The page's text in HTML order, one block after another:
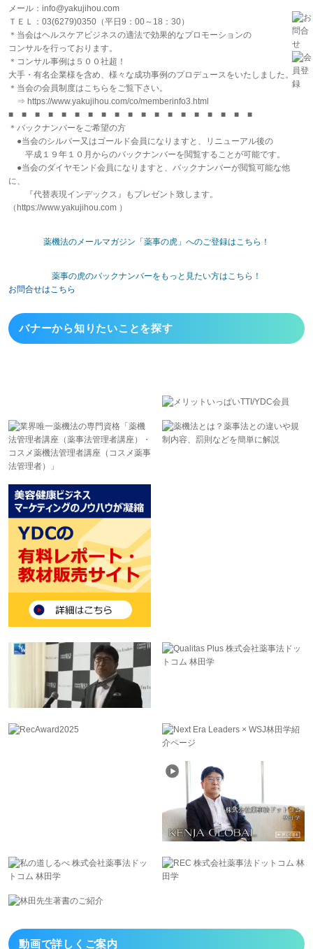
メール：info@yakujihou.com
ＴＥＬ：03(6279)0350（平日9：00～18：30）
＊当会はヘルスケアビジネスの適法で効果的なプロモーションの
コンサルを行っております。
＊コンサル事例は５００社超！
大手・有名企業様を含め、様々な成功事例のプロデュースをいたしました。
＊当会の会員制度はこちらをご覧下さい。
⇒ https://www.yakujihou.com/co/memberinfo3.html
■ ■ ■ ■ ■ ■ ■ ■ ■ ■ ■ ■ ■ ■ ■ ■ ■ ■ ■
＊バックナンバーをご希望の方
●当会のシルバー又はゴールド会員になりますと、リニューアル後の
平成１９年１０月からのバックナンバーを閲覧することが可能です。
●当会のダイヤモンド会員になりますと、バックナンバーが閲覧可能な他
に、
『代替表現インデックス』もプレゼント致します。
（https://www.yakujihou.com ）
薬機法のメールマガジン「薬事の虎」へのご登録はこちら！
薬事の虎のバックナンバーをもっと見たい方はこちら！
お問合せはこちら
バナーから知りたいことを探す
動画で詳しくご案内